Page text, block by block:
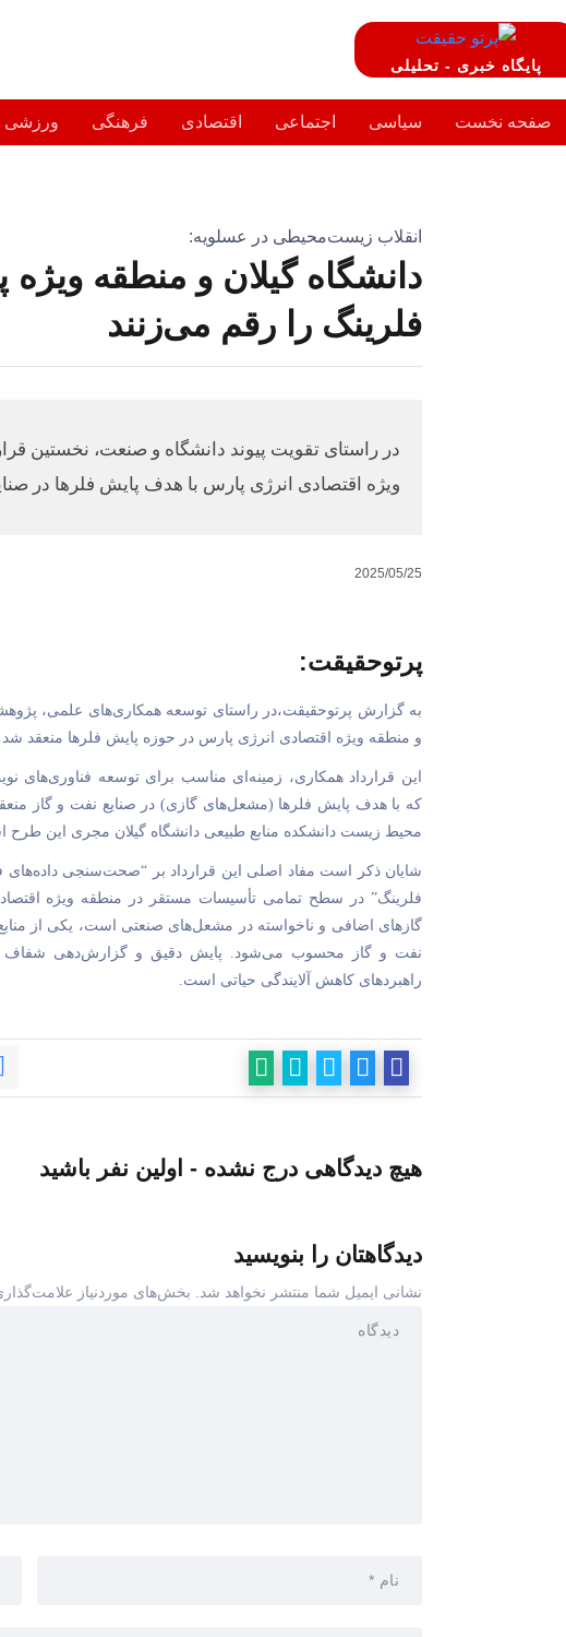
پایگاه خبری - تحلیلی
صفحه نخست سیاسی اجتماعی اقتصادی فرهنگی ورزشی
انقلاب زیست‌محیطی در عسلویه:
دانشگاه گیلان و منطقه ویژه
فلرینگ را رقم می‌زنند
در راستای تقویت پیوند دانشگاه و صنعت، نخستین
ویژه اقتصادی انرژی پارس با هدف پایش فلرها در
2025/05/25
پرتوحقیقت:
به گزارش پرتوحقیقت،در راستای توسعه همکاری‌های علمی،
و منطقه ویژه اقتصادی انرژی پارس در حوزه پایش فلرها منعقد شد.
این قرارداد همکاری، زمینه‌ای مناسب برای توسعه
که با هدف پایش فلرها (مشعل‌های گازی) در صنایع نفت و گاز
محیط زیست دانشکده منابع طبیعی دانشگاه گیلان مجری این طرح
شایان ذکر است مفاد اصلی این قرارداد بر “صحت‌سنجی داده‌های
فلرینگ” در سطح تمامی تأسیسات مستقر در منطقه ویژه
گازهای اضافی و ناخواسته در مشعل‌های صنعتی است، یکی از منابع
نفت و گاز محسوب می‌شود. پایش دقیق و گزارش‌دهی شفاف
راهبردهای کاهش آلایندگی حیاتی است.
هیچ دیدگاهی درج نشده - اولین نفر باشید
دیدگاهتان را بنویسید
نشانی ایمیل شما منتشر نخواهد شد. بخش‌های موردنیاز